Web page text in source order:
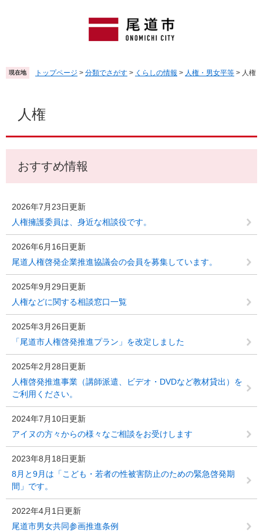
頭
で
飛
ば
現在地 トップページ > 分類でさがす > くらしの情報 > 人権・男女平等 > 人権
人権
おすすめ情報
2026年7月23日更新
人権擁護委員は、身近な相談役です。
2026年6月16日更新
尾道人権啓発企業推進協議会の会員を募集しています。
2025年9月29日更新
人権などに関する相談窓口一覧
2025年3月26日更新
「尾道市人権啓発推進プラン」を改定しました
2025年2月28日更新
人権啓発推進事業（講師派遣、ビデオ・DVDなど教材貸出）を
ご利用ください。
2024年7月10日更新
アイヌの方々からの様々なご相談をお受けします
2023年8月18日更新
8月と9月は「こども・若者の性被害防止のための緊急啓発期
間」です。
2022年4月1日更新
尾道市男女共同参画推進条例